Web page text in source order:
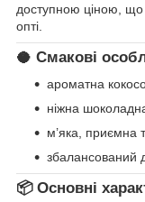
доступною ціною, що
опті.
🥥 Смакові
ароматна
ніжна
м’яка, приємна
збалансований
📦 Основні